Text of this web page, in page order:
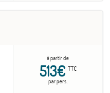
à partir de
513€ TTC
par pers.